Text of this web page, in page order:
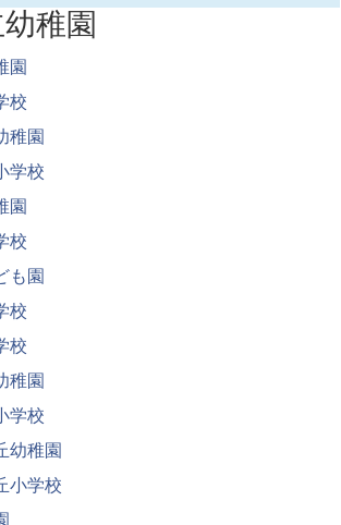
稚園
園
校
稚園
学校
園
校
も園
校
校
稚園
学校
幼稚園
小学校